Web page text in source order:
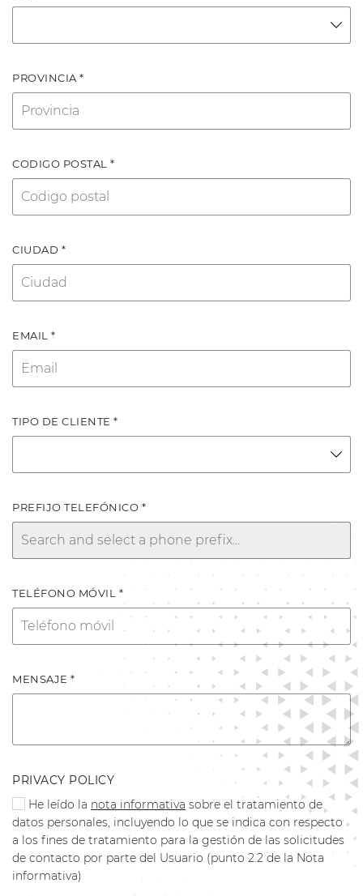
PROVINCIA *
CODIGO POSTAL *
CIUDAD *
EMAIL *
TIPO DE CLIENTE *
PREFIJO TELEFÓNICO *
TELÉFONO MÓVIL *
MENSAJE *
PRIVACY POLICY
He leído la nota informativa sobre el tratamiento de
datos personales, incluyendo lo que se indica con respecto
a los fines de tratamiento para la gestión de las solicitudes
de contacto por parte del Usuario (punto 2.2 de la Nota
informativa)